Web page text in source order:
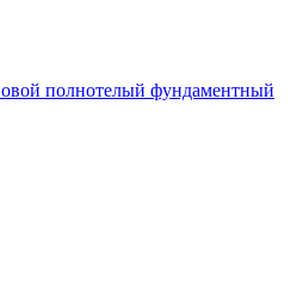
полнотелый фундаментный